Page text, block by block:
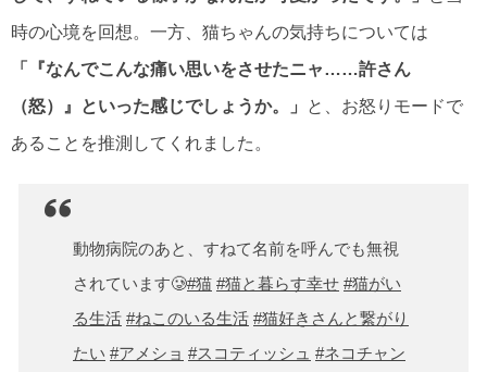
時の心境を回想。一方、猫ちゃんの気持ちについては
「『なんでこんな痛い思いをさせたニャ……許さん
（怒）』といった感じでしょうか。」
と、お怒りモードで
あることを推測してくれました。
動物病院のあと、すねて名前を呼んでも無視
されています🥲#猫 #猫と暮らす幸せ #猫がい
る生活 #ねこのいる生活 #猫好きさんと繋がり
たい #アメショ #スコティッシュ #ネコチャン